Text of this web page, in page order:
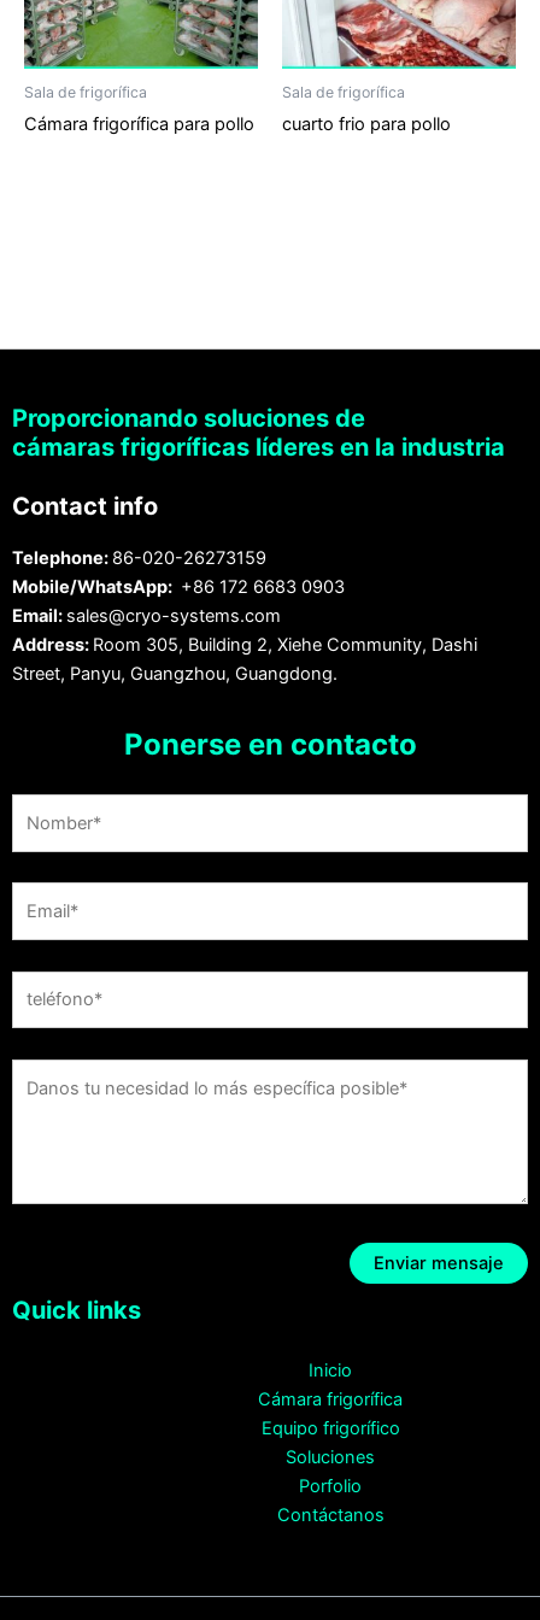
Sala de frigorífica
Cámara frigorífica para pollo
Sala de frigorífica
cuarto frio para pollo
Proporcionando soluciones de
cámaras frigoríficas líderes en la industria
Contact info
Telephone: 86-020-26273159
Mobile/WhatsApp: +86 172 6683 0903
Email: sales@cryo-systems.com
Address: Room 305, Building 2, Xiehe Community, Dashi
Street, Panyu, Guangzhou, Guangdong.
Ponerse en contacto
Quick links
Inicio
Cámara frigorífica
Equipo frigorífico
Soluciones
Porfolio
Contáctanos